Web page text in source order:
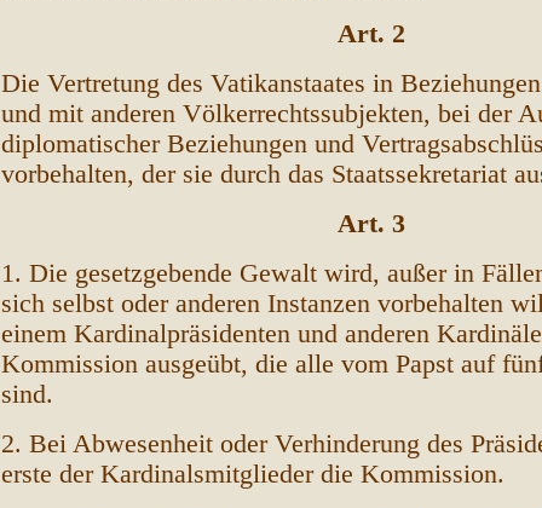
Art. 2
Die Vertretung des Vatikanstaates in
und mit anderen Völkerrechtssubjekten, bei der
diplomatischer Beziehungen und
vorbehalten, der sie durch das Staatssekretariat
Art. 3
1. Die gesetzgebende Gewalt wird, außer in
sich selbst oder anderen Instanzen vorbehalten
einem Kardinalpräsidenten und anderen
Kommission ausgeübt, die alle vom Papst auf
sind.
2. Bei Abwesenheit oder Verhinderung des
erste der Kardinalsmitglieder die Kommission.